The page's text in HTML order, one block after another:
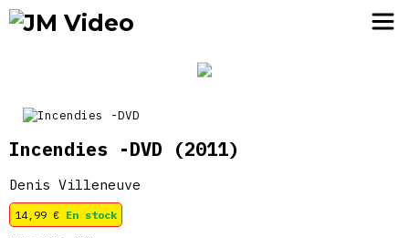
Incendies -DVD (2011)
Denis Villeneuve
14,99 € En stock